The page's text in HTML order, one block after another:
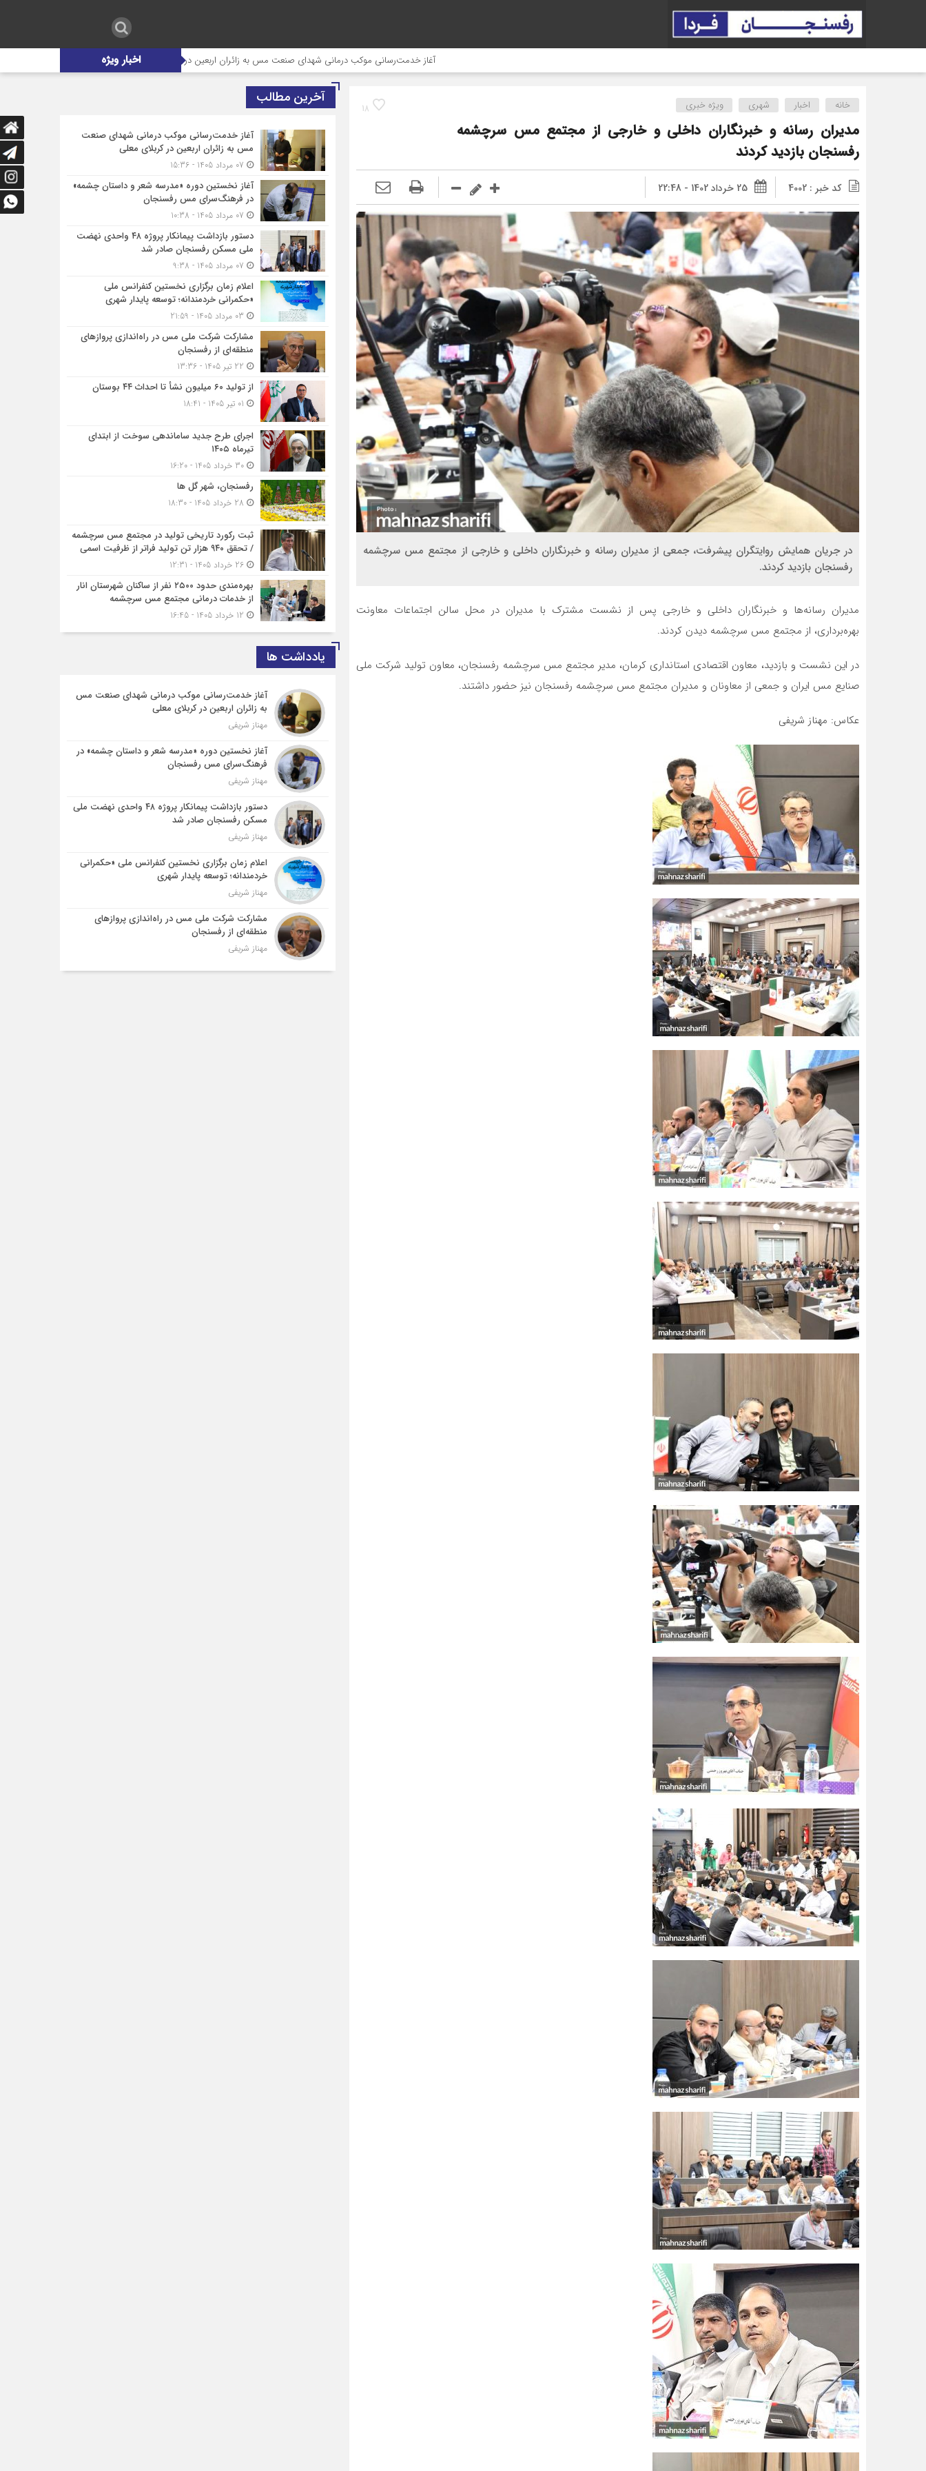
اخبار ویژه آغاز خدمت‌رسانی موکب درمانی شهدای صنعت مس به زائران اربعین در کربلای معلی آغاز نخستین دوره «مدرسه شعر و داستان چشمه» در
18 خانه اخبار شهری ویژه خبری
مدیران رسانه و خبرنگاران داخلی و خارجی از مجتمع مس سرچشمه
رفسنجان بازدید کردند
کد خبر : 4002 25 خرداد 1402 - 22:48
در جریان همایش روایتگران پیشرفت، جمعی از مدیران رسانه و خبرنگاران داخلی و خارجی از مجتمع مس سرچشمه
رفسنجان بازدید کردند.
مدیران رسانه‌ها و خبرنگاران داخلی و خارجی پس از نشست مشترک با مدیران در محل سالن اجتماعات معاونت
بهره‌برداری، از مجتمع مس سرچشمه دیدن کردند.
در این نشست و بازدید، معاون اقتصادی استانداری کرمان، مدیر مجتمع مس سرچشمه رفسنجان، معاون تولید شرکت ملی
صنایع مس ایران و جمعی از معاونان و مدیران مجتمع مس سرچشمه رفسنجان نیز حضور داشتند.
عکاس: مهناز شریفی
آخرین مطالب
آغاز خدمت‌رسانی موکب درمانی شهدای صنعت
مس به زائران اربعین در کربلای معلی
آغاز نخستین دوره «مدرسه شعر و داستان چشمه»
در فرهنگ‌سرای مس رفسنجان
دستور بازداشت پیمانکار پروژه ۴۸ واحدی نهضت
ملی مسکن رفسنجان صادر شد
اعلام زمان برگزاری نخستین کنفرانس ملی
«حکمرانی خردمندانه؛ توسعه پایدار شهری
مشارکت شرکت ملی مس در راه‌اندازی پروازهای
منطقه‌ای از رفسنجان
از تولید ۶۰ میلیون نشأ تا احداث ۴۴ بوستان
اجرای طرح جدید ساماندهی سوخت از ابتدای
تیرماه ۱۴۰۵
30 خرداد 1405 - 16:20
رفسنجان، شهر گل ها
ثبت رکورد تاریخی تولید در مجتمع مس سرچشمه
/ تحقق ۹۴۰ هزار تن تولید فراتر از ظرفیت اسمی
26 خرداد 1405 - 12:31
بهره‌مندی حدود ۲۵۰۰‌ نفر از ساکنان شهرستان انار
از خدمات درمانی مجتمع مس سرچشمه
یادداشت ها
آغاز خدمت‌رسانی موکب درمانی شهدای صنعت مس
به زائران اربعین در کربلای معلی
مهناز شریفی
آغاز نخستین دوره «مدرسه شعر و داستان چشمه» در
فرهنگ‌سرای مس رفسنجان
مهناز شریفی
دستور بازداشت پیمانکار پروژه ۴۸ واحدی نهضت ملی
مسکن رفسنجان صادر شد
مهناز شریفی
اعلام زمان برگزاری نخستین کنفرانس ملی «حکمرانی
خردمندانه؛ توسعه پایدار شهری
مهناز شریفی
مشارکت شرکت ملی مس در راه‌اندازی پروازهای
منطقه‌ای از رفسنجان
مهناز شریفی